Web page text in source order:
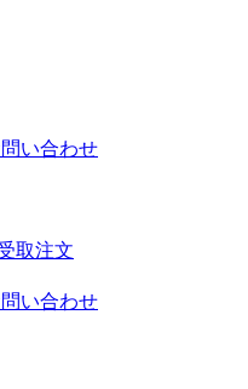
い合わせ
取注文
い合わせ